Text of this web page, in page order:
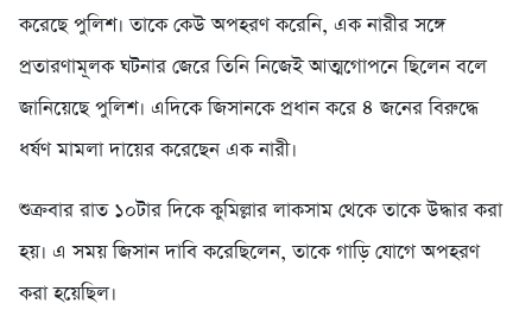
করেছে পুলিশ। তাকে কেউ অপহরণ করেনি, এক নারীর সঙ্গে
প্রতারণামূলক ঘটনার জেরে তিনি নিজেই আত্মগোপনে ছিলেন বলে
জানিয়েছে পুলিশ। এদিকে জিসানকে প্রধান করে ৪ জনের বিরুদ্ধে
ধর্ষণ মামলা দায়ের করেছেন এক নারী।
শুক্রবার রাত ১০টার দিকে কুমিল্লার লাকসাম থেকে তাকে উদ্ধার করা
হয়। এ সময় জিসান দাবি করেছিলেন, তাকে গাড়ি যোগে অপহরণ
করা হয়েছিল।